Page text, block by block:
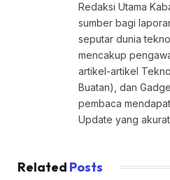
Redaksi Utama
sumber bagi
seputar dunia
mencakup
artikel-artikel
Buatan), dan
pembaca
Update yang
Related Posts